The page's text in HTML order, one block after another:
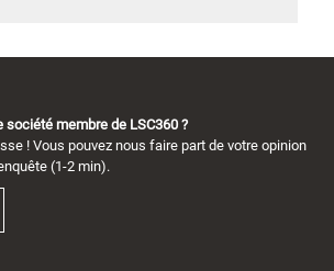
société membre de LSC360 ?
! Vous pouvez nous faire part de votre opinion
(1-2 min).